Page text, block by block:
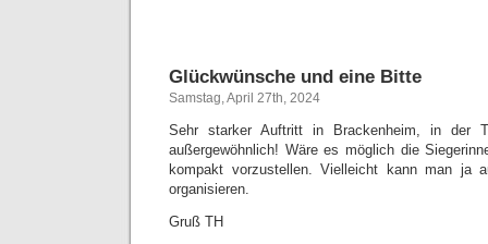
Glückwünsche und eine Bitte
Samstag, April 27th, 2024
Sehr starker Auftritt in Brackenheim, in der
außergewöhnlich! Wäre es möglich die
kompakt vorzustellen. Vielleicht kann man ja
organisieren.
Gruß TH